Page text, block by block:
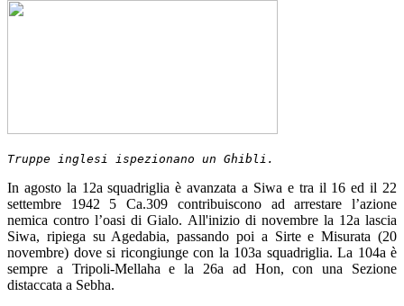
Truppe inglesi ispezionano un Ghibli.
In agosto la 12a squadriglia è avanzata a Siwa e tra il 16 ed il 22
settembre 1942 5 Ca.309 contribuiscono ad arrestare l’azione
nemica contro l’oasi di Gialo. All'inizio di novembre la 12a lascia
Siwa, ripiega su Agedabia, passando poi a Sirte e Misurata (20
novembre) dove si ricongiunge con la 103a squadriglia. La 104a è
sempre a Tripoli-Mellaha e la 26a ad Hon, con una Sezione
distaccata a Sebha.